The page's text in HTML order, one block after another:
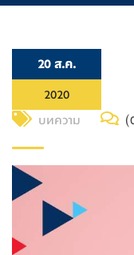
20 ส.ค.
2020
บทความ